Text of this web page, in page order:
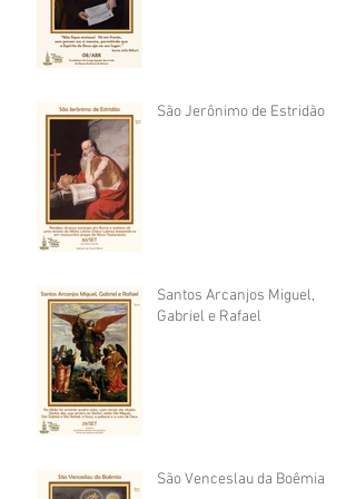
São Jerônimo de Estridão
Santos Arcanjos Miguel,
Gabriel e Rafael
São Venceslau da Boêmia